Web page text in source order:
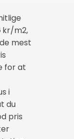
kr/m2,
mest
for at
i
du
pris